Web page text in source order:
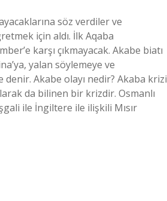
söz verdiler ve
için aldı. İlk Aqaba
karşı çıkmayacak. Akabe biatı
yalan söylemeye ve
Akabe olayı nedir? Akaba krizi
da bilinen bir krizdir. Osmanlı
ile İngiltere ile ilişkili Mısır